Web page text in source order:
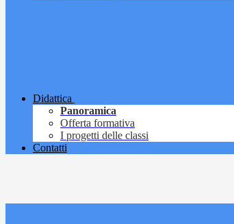
Didattica
Panoramica
Offerta formativa
I progetti delle classi
Contatti